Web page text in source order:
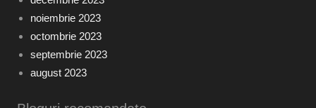
noiembrie 2023
octombrie 2023
septembrie 2023
august 2023